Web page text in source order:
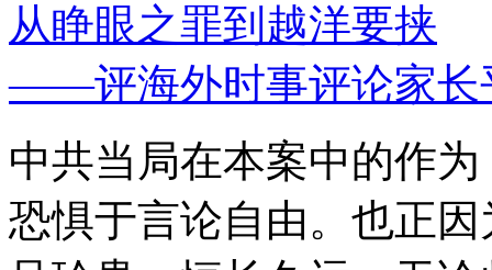
从睁眼之罪到越洋要挟
——评海外时事评论家长
中共当局在本案中的作
恐惧于言论自由。也正